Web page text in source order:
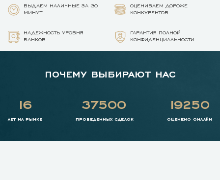
ВЫДАЕМ НАЛИЧНЫЕ ЗА 30
МИНУТ
ОЦЕНИВАЕМ ДОРОЖЕ
КОНКУРЕНТОВ
НАДЕЖНОСТЬ УРОВНЯ
БАНКОВ
ГАРАНТИЯ ПОЛНОЙ
КОНФИДЕНЦИАЛЬНОСТИ
ПОЧЕМУ ВЫБИРАЮТ НАС
16
лет на рынке
37500
проведенных сделок
19250
оценено онлайн